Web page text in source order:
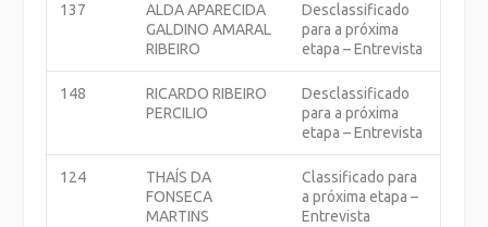
137
ALDA APARECIDA
GALDINO AMARAL
RIBEIRO
Desclassificado
para a próxima
etapa – Entrevista
148
RICARDO RIBEIRO
PERCILIO
Desclassificado
para a próxima
etapa – Entrevista
124
THAÍS DA
FONSECA
MARTINS
Classificado para
a próxima etapa –
Entrevista